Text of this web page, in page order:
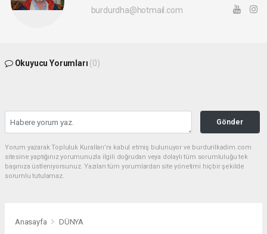
burdurdha@hotmail.com
Okuyucu Yorumları (0)
Gönder
Yorum yazarak Topluluk Kuralları’nı kabul etmiş bulunuyor ve burdurilkadim.com
sitesine yaptığınız yorumunuzla ilgili doğrudan veya dolaylı tüm sorumluluğu tek
başınıza üstleniyorsunuz. Yazılan tüm yorumlardan site yönetimi hiçbir şekilde
sorumlu tutulamaz.
Anasayfa DÜNYA